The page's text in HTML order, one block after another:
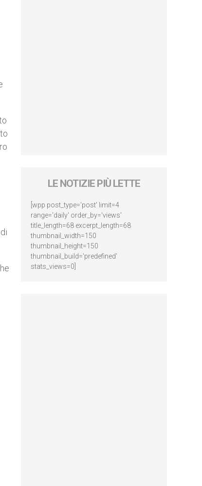
LE NOTIZIE PIÙ LETTE
[wpp post_type='post' limit=4
range='daily' order_by='views'
title_length=68 excerpt_length=68
thumbnail_width=150
thumbnail_height=150
thumbnail_build='predefined'
stats_views=0]